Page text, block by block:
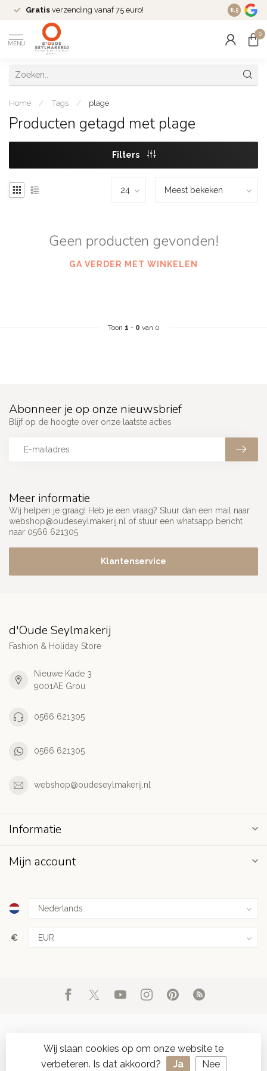
Gratis verzending vanaf 75 euro! Dé
8.5
MENU
0
Home / Tags / plage
Producten getagd met plage
Filters
Geen producten gevonden!
GA VERDER MET WINKELEN
Toon 1 - 0 van 0
Meer informatie
Wij helpen je graag! Heb je een vraag? Stuur dan een mail naar
webshop@oudeseylmakerij.nl
of stuur een whatsapp bericht
naar 0566 621305
Klantenservice
Abonneer je op onze nieuwsbrief
Blijf op de hoogte over onze laatste acties
d'Oude Seylmakerij
Fashion & Holiday Store
Nieuwe Kade 3
9001AE Grou
0566 621305
0566 621305
webshop@oudeseylmakerij.nl
Informatie
Mijn account
€
© Copyright 2026 d'Oude Seylmakerij- Powered by Lightspeed
Wij slaan cookies op om onze website te
verbeteren. Is dat akkoord?
Ja Nee